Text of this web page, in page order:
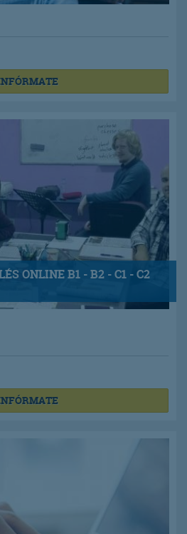
ONLINE B1 - B2 - C1 - C2